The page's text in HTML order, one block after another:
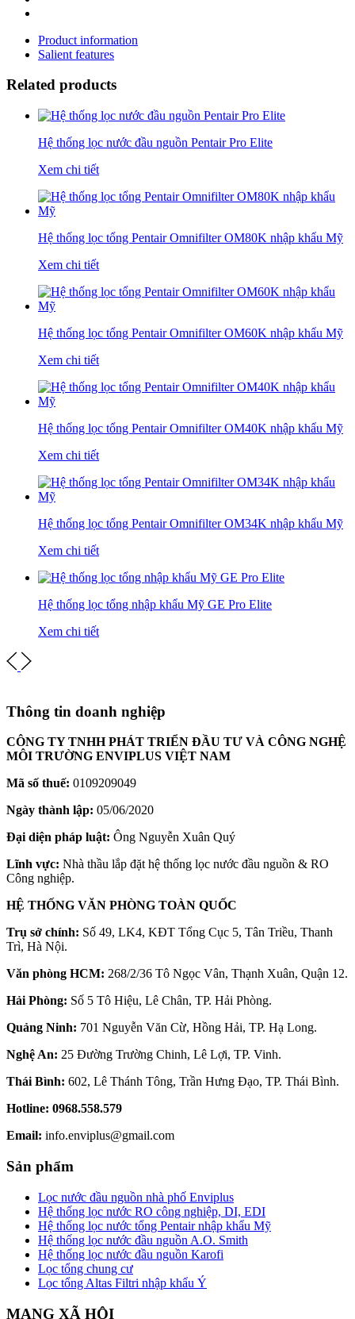
Product information
Salient features
Related products
Hệ thống lọc nước đầu nguồn Pentair Pro Elite
Xem chi tiết
Hệ thống lọc tổng Pentair Omnifilter OM80K nhập khẩu Mỹ
Xem chi tiết
Hệ thống lọc tổng Pentair Omnifilter OM60K nhập khẩu Mỹ
Xem chi tiết
Hệ thống lọc tổng Pentair Omnifilter OM40K nhập khẩu Mỹ
Xem chi tiết
Hệ thống lọc tổng Pentair Omnifilter OM34K nhập khẩu Mỹ
Xem chi tiết
Hệ thống lọc tổng nhập khẩu Mỹ GE Pro Elite
Xem chi tiết
Thông tin doanh nghiệp
CÔNG TY TNHH PHÁT TRIỂN ĐẦU TƯ VÀ CÔNG NGHỆ
MÔI TRƯỜNG ENVIPLUS VIỆT NAM
Mã số thuế: 0109209049
Ngày thành lập: 05/06/2020
Đại diện pháp luật: Ông Nguyễn Xuân Quý
Lĩnh vực: Nhà thầu lắp đặt hệ thống lọc nước đầu nguồn & RO
Công nghiệp.
HỆ THỐNG VĂN PHÒNG TOÀN QUỐC
Trụ sở chính: Số 49, LK4, KĐT Tổng Cục 5, Tân Triều, Thanh
Trì, Hà Nội.
Văn phòng HCM: 268/2/36 Tô Ngọc Vân, Thạnh Xuân, Quận 12.
Hải Phòng: Số 5 Tô Hiệu, Lê Chân, TP. Hải Phòng.
Quảng Ninh: 701 Nguyễn Văn Cừ, Hồng Hải, TP. Hạ Long.
Nghệ An: 25 Đường Trường Chinh, Lê Lợi, TP. Vinh.
Thái Bình: 602, Lê Thánh Tông, Trần Hưng Đạo, TP. Thái Bình.
Hotline: 0968.558.579
Email: info.enviplus@gmail.com
Sản phẩm
Lọc nước đầu nguồn nhà phố Enviplus
Hệ thống lọc nước RO công nghiệp, DI, EDI
Hệ thống lọc nước tổng Pentair nhập khẩu Mỹ
Hệ thống lọc nước đầu nguồn A.O. Smith
Hệ thống lọc nước đầu nguồn Karofi
Lọc tổng chung cư
Lọc tổng Altas Filtri nhập khẩu Ý
MẠNG XÃ HỘI